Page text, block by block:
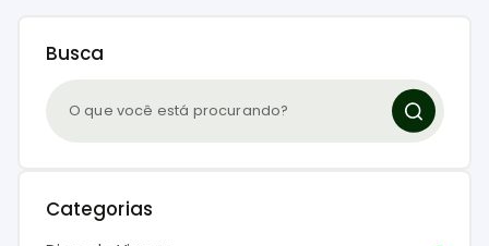
Busca
Categorias